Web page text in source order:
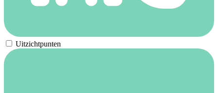
Uitzichtpunten